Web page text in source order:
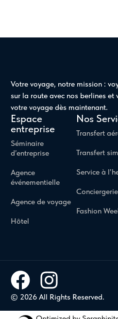
Votre voyage, notre mission :
sur la route avec nos berlines et
votre voyage dès maintenant.
Espace
entreprise
Séminaire
d’entreprise
Agence
événementielle
Agence de voyage
Hôtel
Nos
Transfert
Transfert
Service à
Conciergerie
Fashion
© 2026 All Rights Reserved.